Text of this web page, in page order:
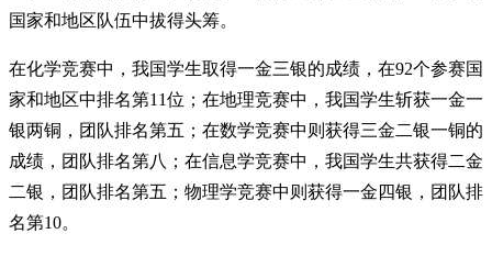
国家和地区队伍中拔得头筹。
在化学竞赛中，我国学生取得一金三银的成绩，在92个参赛国
家和地区中排名第11位；在地理竞赛中，我国学生斩获一金一
银两铜，团队排名第五；在数学竞赛中则获得三金二银一铜的
成绩，团队排名第八；在信息学竞赛中，我国学生共获得二金
二银，团队排名第五；物理学竞赛中则获得一金四银，团队排
名第10。